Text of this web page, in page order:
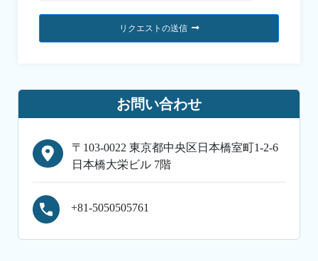
リクエストの送信
お問い合わせ
〒103-0022 東京都中央区日本橋室町1-2-6
日本橋大栄ビル 7階
+81-5050505761